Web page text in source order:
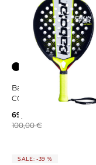
Babolat | Padelschläger
COUNTER ORIGIN
69,99 €
100,00 €
SALE: -39 %